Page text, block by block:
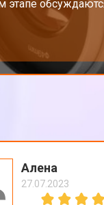
этапе
Алена
27.07.2023